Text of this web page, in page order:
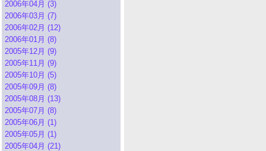
2006年04月 (3)
2006年03月 (7)
2006年02月 (12)
2006年01月 (8)
2005年12月 (9)
2005年11月 (9)
2005年10月 (5)
2005年09月 (8)
2005年08月 (13)
2005年07月 (8)
2005年06月 (1)
2005年05月 (1)
2005年04月 (21)